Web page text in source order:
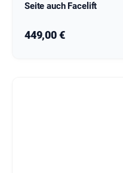
Seite auch Facelift
Regulärer Preis:
449,00 €